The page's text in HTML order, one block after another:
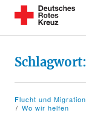
Schlagwort:
Flucht und Migration
Wo wir helfen